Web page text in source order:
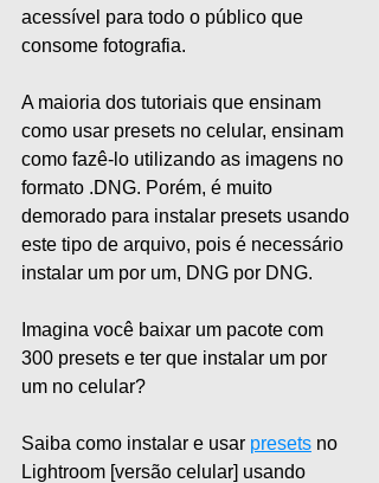
acessível para todo o público que
consome fotografia.
A maioria dos tutoriais que ensinam
como usar presets no celular, ensinam
como fazê-lo utilizando as imagens no
formato .DNG. Porém, é muito
demorado para instalar presets usando
este tipo de arquivo, pois é necessário
instalar um por um, DNG por DNG.
Imagina você baixar um pacote com
300 presets e ter que instalar um por
um no celular?
Saiba como instalar e usar presets no
Lightroom [versão celular] usando